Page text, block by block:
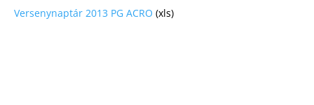
Versenynaptár 2013 PG ACRO (xls)